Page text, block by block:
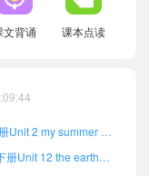
文背诵 课本点读
沪教版（深圳）二年级下册Unit 8 visiting museums单词
沪教版（深圳）三年级上册Unit 12 the earth单词
沪教版（深圳）二年级下册Unit 12 the earth单词
沪教版（深圳）三年级下册Unit 8 visiting museums单词